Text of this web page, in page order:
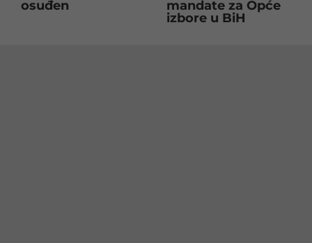
osuđen
mandate za Opće
izbore u BiH